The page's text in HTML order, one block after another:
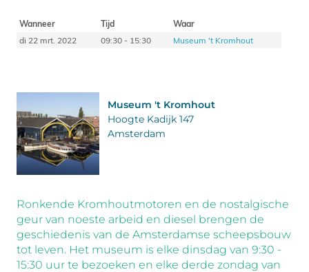
Wanneer Tijd
Waar
di 22 mrt. 2022
09:30 - 15:30 Museum 't Kromhout
Museum 't Kromhout
Hoogte Kadijk 147
Amsterdam
Ronkende Kromhoutmotoren en de nostalgische
geur van noeste arbeid en diesel brengen de
geschiedenis van de Amsterdamse scheepsbouw
tot leven. Het museum is elke dinsdag van 9:30 -
15:30 uur te bezoeken en elke derde zondag van